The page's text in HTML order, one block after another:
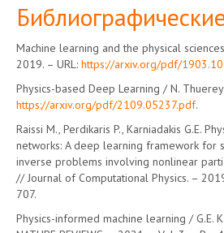
Machine learning and the physical
2019. – URL: https://arxiv.org/pdf/
Physics-based Deep Learning / N.
https://arxiv.org/pdf/2109.05237.pdf.
Raissi M., Perdikaris P., Karniadakis G.E.
networks: A deep learning framework for
inverse problems involving nonlinear
// Journal of Computational Physics. –
707.
Physics-informed machine learning / G.E.